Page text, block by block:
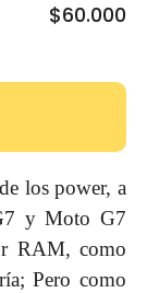
$60.000
los power, a
y Moto G7
RAM, como
Pero como